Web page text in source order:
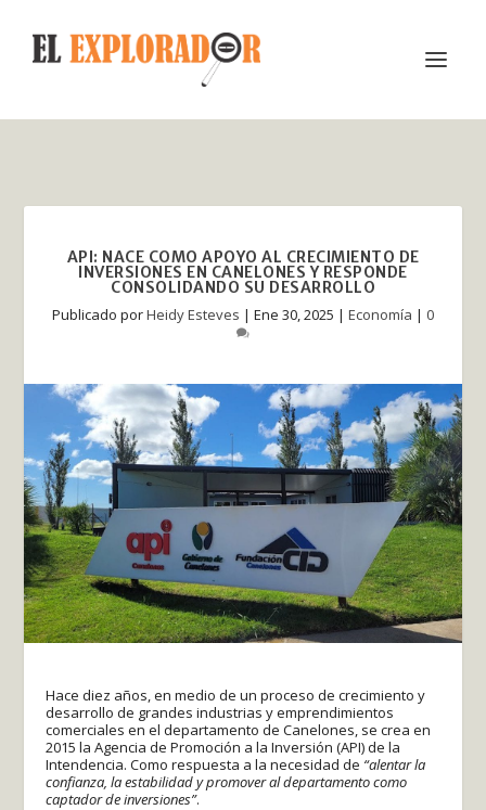
API: NACE COMO APOYO AL CRECIMIENTO DE
INVERSIONES EN CANELONES Y RESPONDE
CONSOLIDANDO SU DESARROLLO
Publicado porHeidy Esteves | Ene 30, 2025 | Economía | 0
Hace diez años, en medio de un proceso de crecimiento y
desarrollo de grandes industrias y emprendimientos
comerciales en el departamento de Canelones, se crea en
2015 la Agencia de Promoción a la Inversión (API) de la
Intendencia. Como respuesta a la necesidad de “alentar la
confianza, la estabilidad y promover al departamento como
captador de inversiones”.